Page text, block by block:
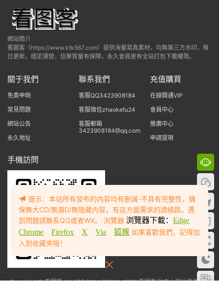
網站簡介
看圖客（https://www.ktk567.com）提供海量寫真素材，均無第三方水印，每
日更新，穩定運營，信譽質量有保障，永久會員更有全站打包下載權限。
關于我們
免責申明
常見問題
網站公告
永久地址
聯系我們
客服QQ3423908184
客服微信zhaokefu24
客服郵箱
3423908184@qq.com
充值購買
在線開通VIP
會員中心
推廣中心
申請提現
手機訪問
提示：本站所有發布的内容均有删減-不具有完整性，确
保無大CD/無漏D/無隐藏内容，有這方面需求的請繞路。遇
到問題請聯系QQ或者WX。 浏覽器 浏覽器下載：Edge
Chrome
Firefox X Via 狐猴 如果喜歡我們，記得加
入到收藏夾哦！